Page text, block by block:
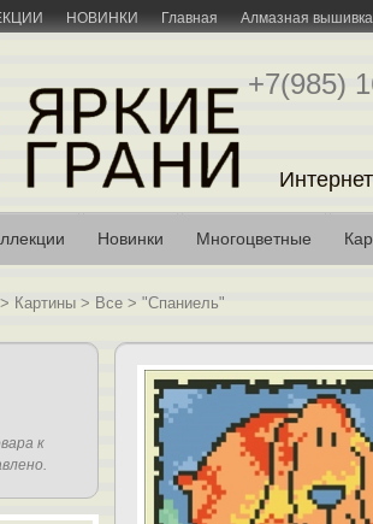
НОВИНКИ Главная
Алмазная вышивка
+7(985)
Новинки Многоцветные
> Картины > Все > "Спаниель"
к